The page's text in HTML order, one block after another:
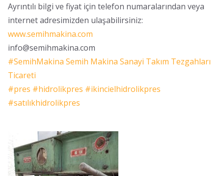
Ayrıntılı bilgi ve fiyat için telefon numaralarından veya
internet adresimizden ulaşabilirsiniz:
www.semihmakina.com
info@semihmakina.com
#SemihMakina Semih Makina Sanayi Takım Tezgahları
Ticareti
#pres #hidrolikpres #ikincielhidrolikpres
#satılıkhidrolikpres